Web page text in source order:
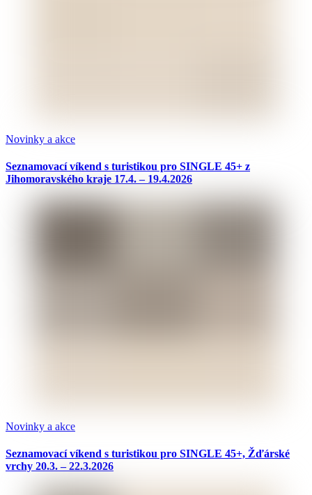
Novinky a akce
Seznamovací víkend s turistikou pro SINGLE 45+ z
Jihomoravského kraje 17.4. – 19.4.2026
Novinky a akce
Seznamovací víkend s turistikou pro SINGLE 45+, Žďárské
vrchy 20.3. – 22.3.2026